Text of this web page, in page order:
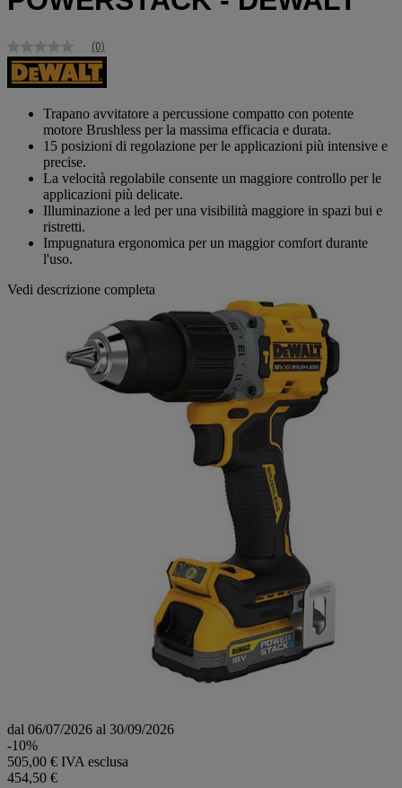
Nessuna
valutazione
Stesso
pagina.
(0)
Trapano avvitatore a percussione compatto con potente
motore Brushless per la massima efficacia e durata.
15 posizioni di regolazione per le applicazioni più intensive e
precise.
La velocità regolabile consente un maggiore controllo per le
applicazioni più delicate.
Illuminazione a led per una visibilità maggiore in spazi bui e
ristretti.
Impugnatura ergonomica per un maggior comfort durante
l'uso.
Vedi descrizione completa
dal 06/07/2026 al 30/09/2026
-10%
505,00 € IVA esclusa
454,50 €